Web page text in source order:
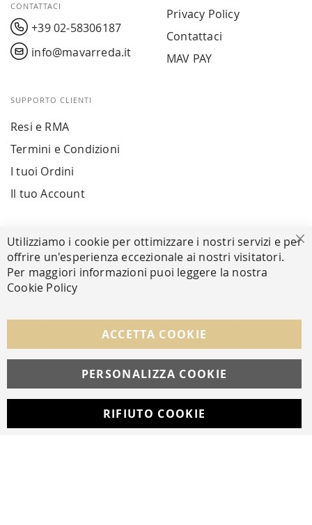
CONTATTACI
+39 02-58306187
info@mavarreda.it
Privacy Policy
Contattaci
MAV PAY
SUPPORTO CLIENTI
Resi e RMA
Termini e Condizioni
I tuoi Ordini
Il tuo Account
Facebook Instagram Whatsapp
© Copyright MAV Arreda s.r.l. | P.IVA IT05919160969
Via Galileo Galilei, 14 | Milano
Utilizziamo i cookie per ottimizzare i nostri servizi e per
offrire un'esperienza eccezionale ai nostri visitatori.
Per maggiori informazioni puoi leggere la nostra
Cookie Policy
ACCETTA COOKIE
PERSONALIZZA COOKIE
RIFIUTO COOKIE